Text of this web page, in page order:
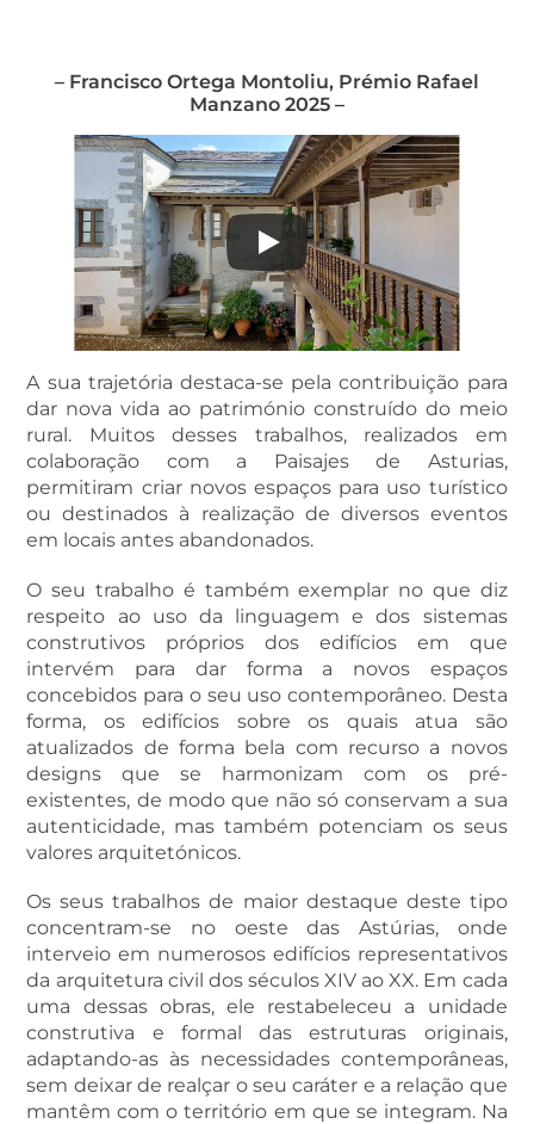
– Francisco Ortega Montoliu, Prémio Rafael
Manzano 2025 –
A sua trajetória destaca-se pela contribuição para
dar nova vida ao património construído do meio
rural. Muitos desses trabalhos, realizados em
colaboração com a Paisajes de Asturias,
permitiram criar novos espaços para uso turístico
ou destinados à realização de diversos eventos
em locais antes abandonados.
O seu trabalho é também exemplar no que diz
respeito ao uso da linguagem e dos sistemas
construtivos próprios dos edifícios em que
intervém para dar forma a novos espaços
concebidos para o seu uso contemporâneo. Desta
forma, os edifícios sobre os quais atua são
atualizados de forma bela com recurso a novos
designs que se harmonizam com os pré-
existentes, de modo que não só conservam a sua
autenticidade, mas também potenciam os seus
valores arquitetónicos.
Os seus trabalhos de maior destaque deste tipo
concentram-se no oeste das Astúrias, onde
interveio em numerosos edifícios representativos
da arquitetura civil dos séculos XIV ao XX. Em cada
uma dessas obras, ele restabeleceu a unidade
construtiva e formal das estruturas originais,
adaptando-as às necessidades contemporâneas,
sem deixar de realçar o seu caráter e a relação que
mantêm com o território em que se integram. Na